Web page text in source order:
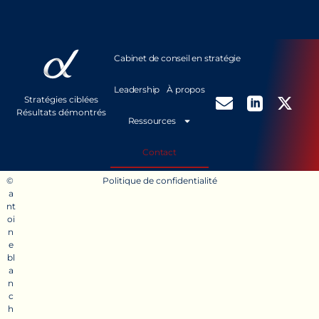
Stratégies ciblées
Résultats démontrés
Cabinet de conseil en stratégie
Leadership À propos
Ressources
Contact
©
a
nt
oi
n
e
bl
a
n
c
h
Politique de confidentialité